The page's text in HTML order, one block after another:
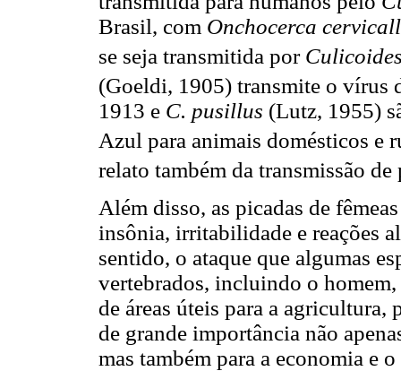
Brasil, com Onchocerca
se seja transmitida por
(Goeldi, 1905) transmite o vírus
1913 e C. pusillus (Lutz, 1955)
Azul para animais domésticos e
relato também da transmissão
Além disso, as picadas de
insônia, irritabilidade e reações
sentido, o ataque que algumas
vertebrados, incluindo o
de áreas úteis para a agricultura,
de grande importância não
mas também para a economia e